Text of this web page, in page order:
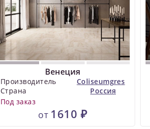
Венеция
Производитель
Coliseumgres
Страна
Россия
Под заказ
от 1610 ₽